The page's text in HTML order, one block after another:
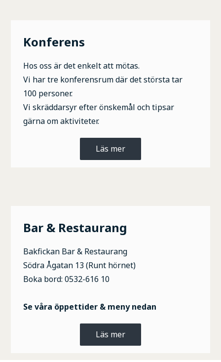
Konferens
Hos oss är det enkelt att mötas.
Vi har tre konferensrum där det största tar
100 personer.
Vi skräddarsyr efter önskemål och tipsar
gärna om aktiviteter.
Läs mer
Bar & Restaurang
Bakfickan Bar & Restaurang
Södra Ågatan 13 (Runt hörnet)
Boka bord: 0532-616 10
Se våra öppettider & meny nedan
Läs mer